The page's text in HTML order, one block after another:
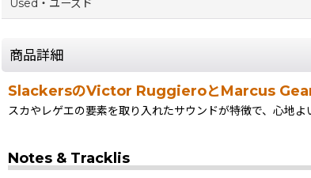
Used・ユーズド
商品詳細
SlackersのVictor RuggieroとMarcus
スカやレゲエの要素を取り入れたサウンドが特徴で、心地
Notes & Tracklis